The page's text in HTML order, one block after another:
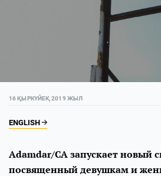
16 ҚЫРКҮЙЕК, 2019 ЖЫЛ
ENGLISH
Adamdar/CA запускает новый
посвященный девушкам и